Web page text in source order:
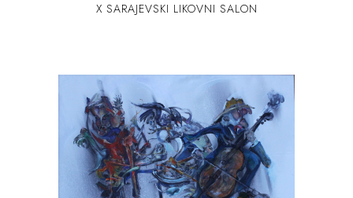
X SARAJEVSKI LIKOVNI SALON